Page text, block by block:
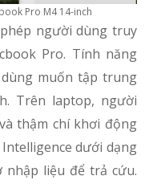
Pro M4 14-inch
người dùng truy
Pro. Tính năng
muốn tập trung
Trên laptop, người
thậm chí khơi động
dưới dạng
liệu để trả cứu.